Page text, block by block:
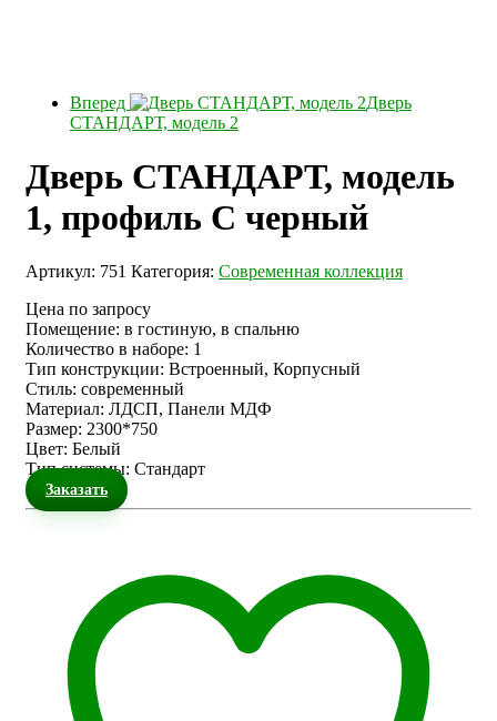
Вперед
Дверь
СТАНДАРТ, модель 2
Дверь СТАНДАРТ, модель
1, профиль С черный
Артикул: 751 Категория: Современная коллекция
Цена по запросу
Помещение: в гостиную, в спальню
Количество в наборе: 1
Тип конструкции: Встроенный, Корпусный
Стиль: современный
Материал: ЛДСП, Панели МДФ
Размер: 2300*750
Цвет: Белый
Тип системы: Стандарт
Заказать